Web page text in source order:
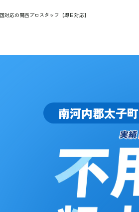
応の関西プロスタッフ【即日対応】
南河内郡太子町